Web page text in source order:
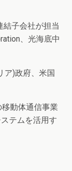
結子会社が担当
、光海底中
ア)政府、米国
動体通信事業
テムを活用す